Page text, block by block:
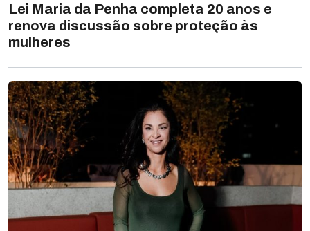
Lei Maria da Penha completa 20 anos e
renova discussão sobre proteção às
mulheres